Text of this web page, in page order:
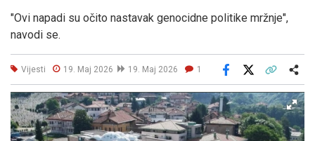
"Ovi napadi su očito nastavak genocidne politike mržnje",
navodi se.
Vijesti 19. Maj 2026 19. Maj 2026 1
Facebook